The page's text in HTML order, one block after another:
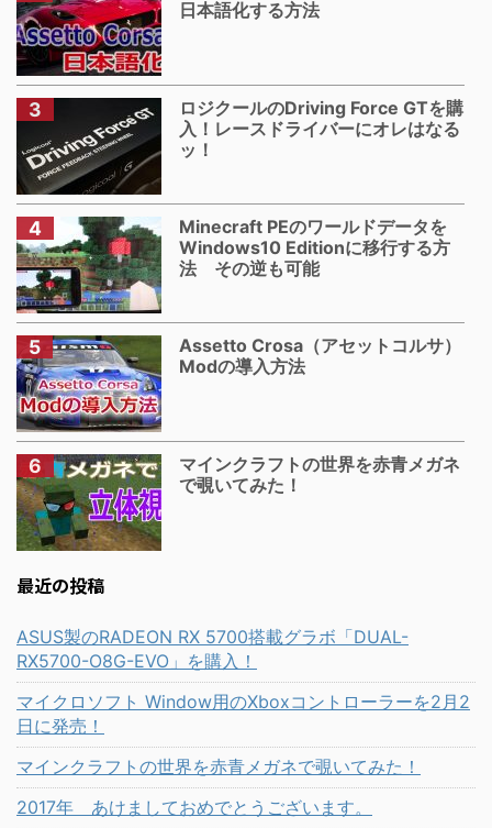
日本語化する方法
ロジクールのDriving Force GTを購
入！レースドライバーにオレはなる
ッ！
Minecraft PEのワールドデータを
Windows10 Editionに移行する方
法 その逆も可能
Assetto Crosa（アセットコルサ）
Modの導入方法
マインクラフトの世界を赤青メガネ
で覗いてみた！
最近の投稿
ASUS製のRADEON RX 5700搭載グラボ「DUAL-
RX5700-O8G-EVO」を購入！
マイクロソフト Window用のXboxコントローラーを2月2
日に発売！
マインクラフトの世界を赤青メガネで覗いてみた！
2017年 あけましておめでとうございます。